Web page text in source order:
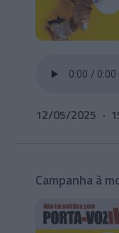
12/05/2025
Campanha à